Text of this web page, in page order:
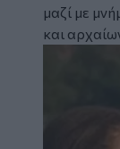
μαζί με
και